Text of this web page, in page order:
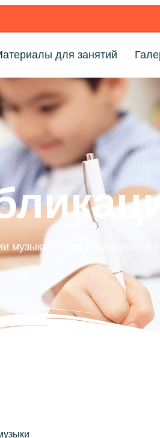
для занятий
музыкального воспитания